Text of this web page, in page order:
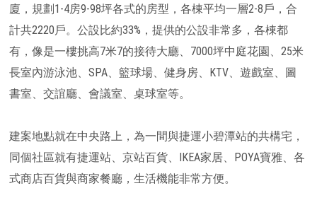
廈，規劃1-4房9-98坪各式的房型，各棟平均一層2-8戶，合
計共2220戶。公設比約33%，提供的公設非常多，各棟都
有，像是一樓挑高7米7的接待大廳、7000坪中庭花園、25米
長室內游泳池、SPA、籃球場、健身房、KTV、遊戲室、圖
書室、交誼廳、會議室、桌球室等。
建案地點就在中央路上，為一間與捷運小碧潭站的共構宅，
同個社區就有捷運站、京站百貨、IKEA家居、POYA寶雅、各
式商店百貨與商家餐廳，生活機能非常方便。